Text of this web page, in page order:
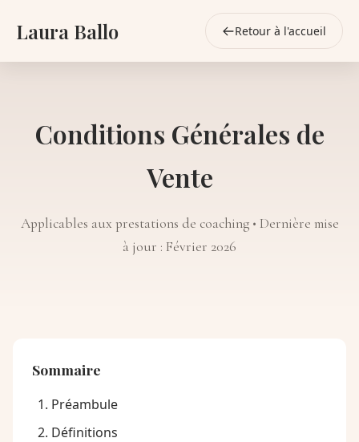
Laura Ballo Retour à l'accueil
Conditions Générales de
Vente
Applicables aux prestations de coaching • Dernière mise
à jour : Février 2026
Sommaire
Préambule
Définitions